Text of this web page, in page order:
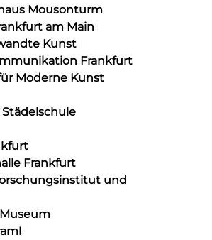
Mousonturm
am Main
Kunst
Frankfurt
Moderne Kunst
Frankfurt
und